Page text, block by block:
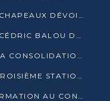
ÉLIMINATOIRES CAN 2027 : LES CHAPEAUX DÉVOILÉS, LE CONGO FIXÉ SUR SON SORT
PROPOS DU DGSP : CASTELLIN CÉDRIC BALOU DÉNONCE DES PROPOS INTIMIDANTS
SANTÉ : LE CONGO ACCÉLÈRE LA CONSOLIDATION DE L’OFFRE DE SOINS
LA LCDE MET EN SERVICE UNE TROISIÈME STATION D’EAU POTABLE À MFILOU
FOOTBALL : L’OL CONFIE SA FORMATION AU CONGOLAIS CHRISTIAN BASSILA